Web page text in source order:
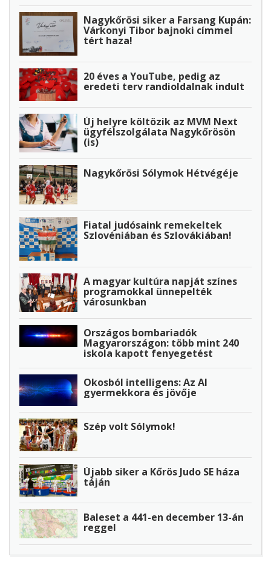
Nagykőrösi siker a Farsang Kupán:
Várkonyi Tibor bajnoki címmel
tért haza!
20 éves a YouTube, pedig az
eredeti terv randioldalnak indult
Új helyre költözik az MVM Next
ügyfélszolgálata Nagykőrösön
(is)
Nagykőrösi Sólymok Hétvégéje
Fiatal judósaink remekeltek
Szlovéniában és Szlovákiában!
A magyar kultúra napját színes
programokkal ünnepelték
városunkban
Országos bombariadók
Magyarországon: több mint 240
iskola kapott fenyegetést
Okosból intelligens: Az AI
gyermekkora és jövője
Szép volt Sólymok!
Újabb siker a Kőrös Judo SE háza
táján
Baleset a 441-en december 13-án
reggel